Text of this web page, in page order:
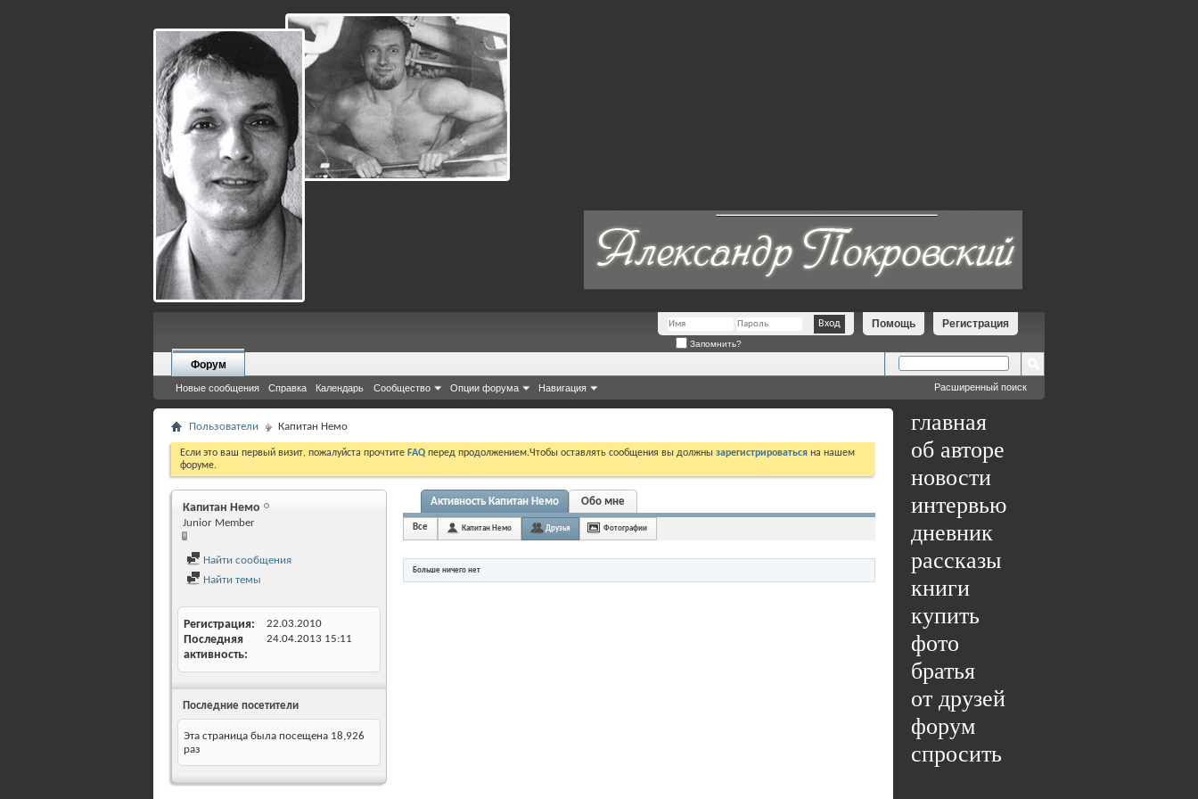
Регистрация
Помощь
Запомнить?
Форум
Новые сообщения Справка Календарь Сообщество Опции форума Навигация Расширенный поиск
главная
об авторе
новости
интервью
дневник
рассказы
книги
купить
фото
братья
от друзей
форум
спросить
Пользователи Капитан Немо
Если это ваш первый визит, пожалуйста прочтите FAQ перед продолжением.Чтобы оставлять сообщения вы должны зарегистрироваться на нашем
форуме.
Капитан Немо
Junior Member
Найти сообщения
Найти темы
Регистрация 22.03.2010
Последняя
активность
24.04.2013 15:11
Последние посетители
Эта страница была посещена 18,926
раз
Активность Капитан Немо Обо мне
Все Капитан Немо Друзья Фотографии
Больше ничего нет